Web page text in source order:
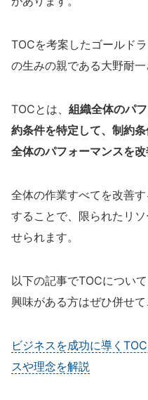
TOCを考案したゴールド
の生みの親である大野耐一
TOCとは、 組織全体のパ
約条件を特定して、制約
全体のパフォーマンスを
全体の作業すべてを改善
することで、限られたリ
せられます。
以下の記事でTOCについ
興味がある方はぜひ併せて
ビジネスを成功に導く
スや理念を解説